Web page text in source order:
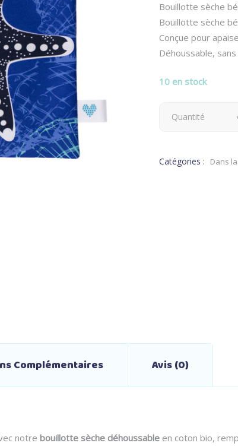
Bouillotte sèche
Bouillotte sèche
Conçue pour
Déhoussable,
10 en stock
Bouillotte
bébé
Quantité
Catégories : Dans
Complémentaires Avis (0)
notre bouillotte sèche déhoussable en coton bio,